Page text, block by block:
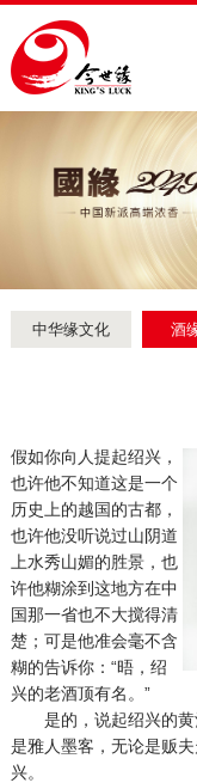
中华缘文化 酒
假如你向人提起绍兴，
也许他不知道这是一个
历史上的越国的古都，
也许他没听说过山阴道
上水秀山媚的胜景，也
许他糊涂到这地方在中
国那一省也不大搅得清
楚；可是他准会毫不含
糊的告诉你：“晤，绍
兴的老酒顶有名。”
是的，说起绍兴的
是雅人墨客，无论是贩
兴。